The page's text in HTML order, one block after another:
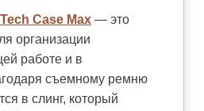
Case Max — это
организации
работе и в
съемному ремню
в слинг, который